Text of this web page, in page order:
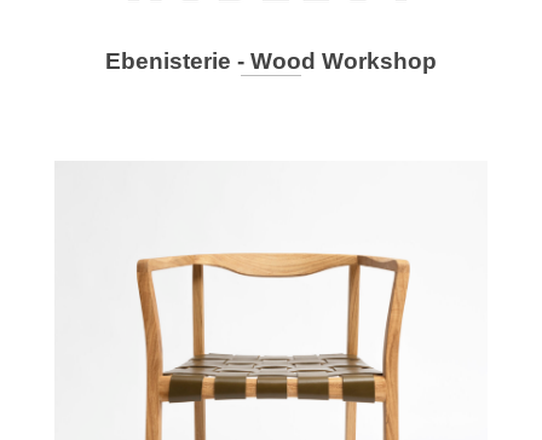
Ebenisterie - Wood Workshop